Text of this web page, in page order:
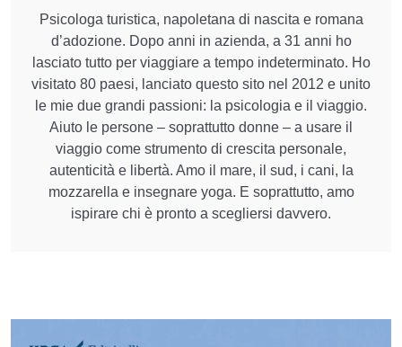
Psicologa turistica, napoletana di nascita e romana
d’adozione. Dopo anni in azienda, a 31 anni ho
lasciato tutto per viaggiare a tempo indeterminato. Ho
visitato 80 paesi, lanciato questo sito nel 2012 e unito
le mie due grandi passioni: la psicologia e il viaggio.
Aiuto le persone – soprattutto donne – a usare il
viaggio come strumento di crescita personale,
autenticità e libertà. Amo il mare, il sud, i cani, la
mozzarella e insegnare yoga. E soprattutto, amo
ispirare chi è pronto a scegliersi davvero.